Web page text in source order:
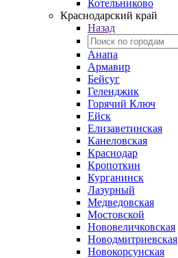
Котельниково
Краснодарский край
Назад
Анапа
Армавир
Бейсуг
Геленджик
Горячий Ключ
Ейск
Елизаветинская
Канеловская
Краснодар
Кропоткин
Курганинск
Лазурный
Медведовская
Мостовской
Нововеличковская
Новодмитриевская
Новокорсунская